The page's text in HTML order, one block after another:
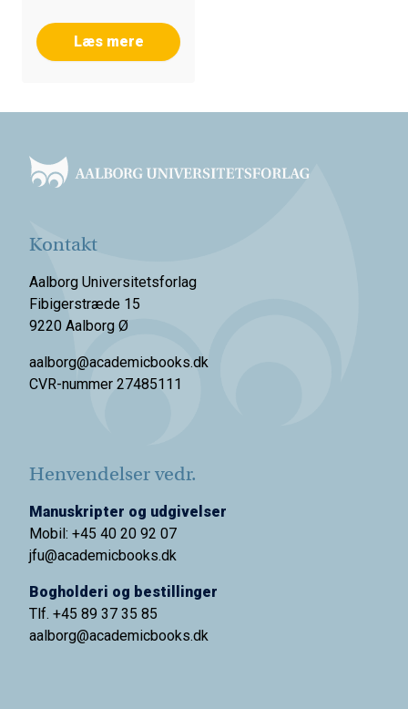
Læs mere
Kontakt
Aalborg Universitetsforlag
Fibigerstræde 15
9220 Aalborg Ø
aalborg@academicbooks.dk
CVR-nummer 27485111
Henvendelser vedr.
Manuskripter og udgivelser
Mobil: +45 40 20 92 07
jfu@academicbooks.dk
Bogholderi og bestillinger
Tlf. +45 89 37 35 85
aalborg@academicbooks.dk